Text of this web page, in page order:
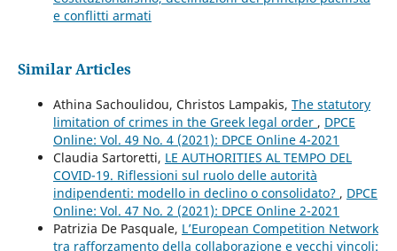
e conflitti armati
Similar Articles
Athina Sachoulidou, Christos Lampakis, The statutory
limitation of crimes in the Greek legal order , DPCE
Online: Vol. 49 No. 4 (2021): DPCE Online 4-2021
Claudia Sartoretti, LE AUTHORITIES AL TEMPO DEL
COVID-19. Riflessioni sul ruolo delle autorità
indipendenti: modello in declino o consolidato? , DPCE
Online: Vol. 47 No. 2 (2021): DPCE Online 2-2021
Patrizia De Pasquale, L’European Competition Network
tra rafforzamento della collaborazione e vecchi vincoli: